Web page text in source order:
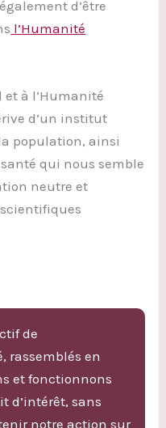
d’être
l’Humanité
et à l’Humanité
d’un institut
population, ainsi
qui nous semble
neutre et
de
rassemblés en
et fonctionnons
d’intérêt, sans
notre action sur